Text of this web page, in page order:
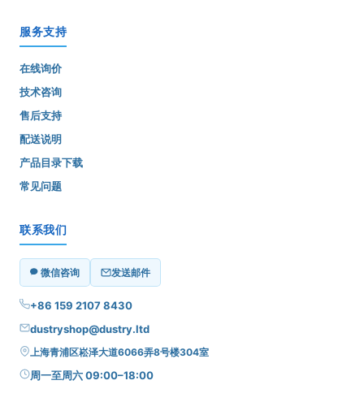
服务支持
在线询价
技术咨询
售后支持
配送说明
产品目录下载
常见问题
联系我们
微信咨询 发送邮件
+86 159 2107 8430
dustryshop@dustry.ltd
上海青浦区崧泽大道6066弄8号楼304室
周一至周六 09:00–18:00